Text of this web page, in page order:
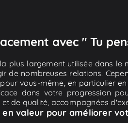
avec " Tu
plus largement utilisée dans
de nombreuses relations.
vous-même, en particulier
dans votre progression
de qualité, accompagnées
valeur pour améliorer